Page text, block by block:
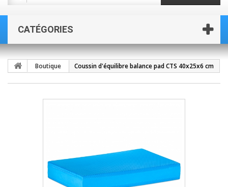
CATÉGORIES
Boutique Coussin d'équilibre balance pad CTS 40x25x6 cm